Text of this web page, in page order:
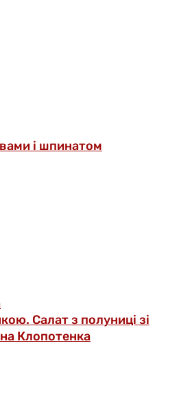
і шпинатом
Салат з полуниці зі
Клопотенка